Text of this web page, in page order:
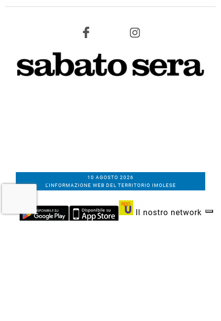
10 AGOSTO 2026
L'INFORMAZIONE WEB DEL TERRITORIO IMOLESE
Il nostro network